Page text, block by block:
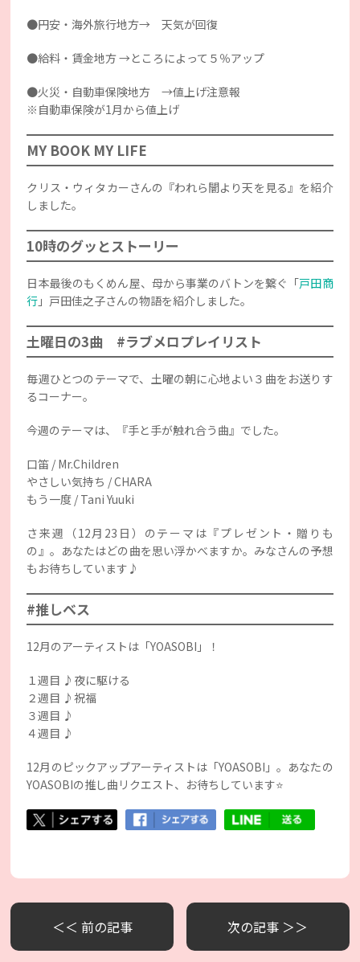
●円安・海外旅行地方→ 天気が回復
●給料・賃金地方 →ところによって５％アップ
●火災・自動車保険地方 →値上げ注意報
※自動車保険が1月から値上げ
MY BOOK MY LIFE
クリス・ウィタカーさんの『われら闇より天を見る』を紹介
しました。
10時のグッとストーリー
日本最後のもくめん屋、母から事業のバトンを繋ぐ「戸田商
行 」戸田佳之子さんの物語を紹介しました。
土曜日の3曲 #ラブメロプレイリスト
毎週ひとつのテーマで、土曜の朝に心地よい３曲をお送りす
るコーナー。
今週のテーマは、『手と手が触れ合う曲』でした。
口笛 / Mr.Children
やさしい気持ち / CHARA
もう一度 / Tani Yuuki
さ来週（12月23日）のテーマは『プレゼント・贈りも
の』。あなたはどの曲を思い浮かべますか。みなさんの予想
もお待ちしています♪
#推しベス
12月のアーティストは「YOASOBI」！
１週目 ♪夜に駆ける
２週目 ♪祝福
３週目 ♪
４週目 ♪
12月のピックアップアーティストは「YOASOBI」。あなたの
YOASOBIの推し曲リクエスト、お待ちしています⭐️
＜＜ 前の記事 次の記事 ＞＞